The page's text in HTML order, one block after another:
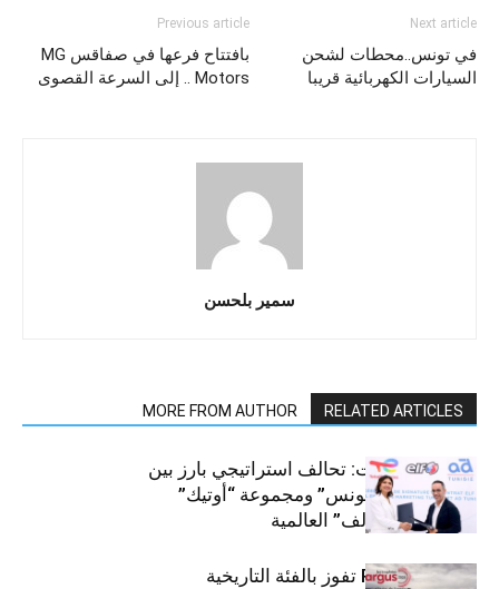
Previous article
بافتتاح فرعها في صفاقس MG
Motors .. إلى السرعة القصوى
Next article
في تونس..محطات لشحن
السيارات الكهربائية قريبا
سمير بلحسن
RELATED ARTICLES
MORE FROM AUTHOR
قطاع السيارات: تحالف استراتيجي بارز بين
“توتال إنرجيز تونس” ومجموعة “أوتيك”
لتوزيع زيوت “إلف” العالمية
كيا PV5 Cargo تفوز بالفئة التاريخية